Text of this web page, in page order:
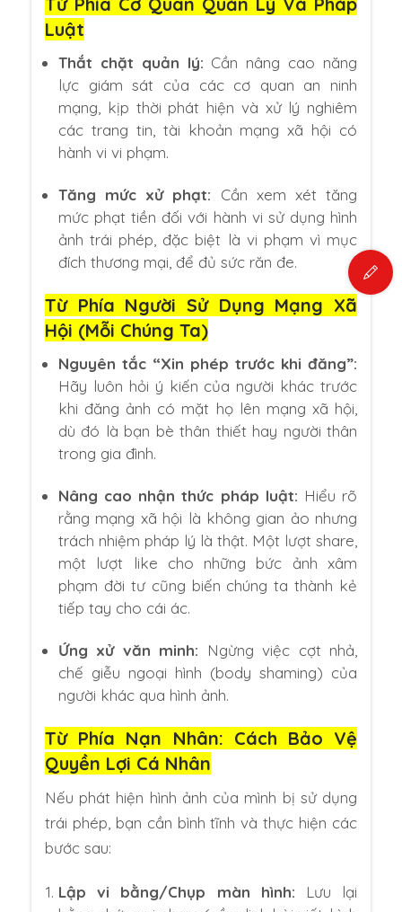
Luật
Thắt chặt quản lý: Cần nâng cao năng
lực giám sát của các cơ quan an ninh
mạng, kịp thời phát hiện và xử lý nghiêm
các trang tin, tài khoản mạng xã hội có
hành vi vi phạm.
Tăng mức xử phạt: Cần xem xét tăng
mức phạt tiền đối với hành vi sử dụng hình
ảnh trái phép, đặc biệt là vi phạm vì mục
đích thương mại, để đủ sức răn đe.
Từ Phía Người Sử Dụng Mạng Xã
Hội (Mỗi Chúng Ta)
Nguyên tắc “Xin phép trước khi đăng”:
Hãy luôn hỏi ý kiến của người khác trước
khi đăng ảnh có mặt họ lên mạng xã hội,
dù đó là bạn bè thân thiết hay người thân
trong gia đình.
Nâng cao nhận thức pháp luật: Hiểu rõ
rằng mạng xã hội là không gian ảo nhưng
trách nhiệm pháp lý là thật. Một lượt share,
một lượt like cho những bức ảnh xâm
phạm đời tư cũng biến chúng ta thành kẻ
tiếp tay cho cái ác.
Ứng xử văn minh: Ngừng việc cợt nhả,
chế giễu ngoại hình (body shaming) của
người khác qua hình ảnh.
Từ Phía Nạn Nhân: Cách Bảo Vệ
Quyền Lợi Cá Nhân
Nếu phát hiện hình ảnh của mình bị sử dụng
trái phép, bạn cần bình tĩnh và thực hiện các
bước sau:
Lập vi bằng/Chụp màn hình: Lưu lại